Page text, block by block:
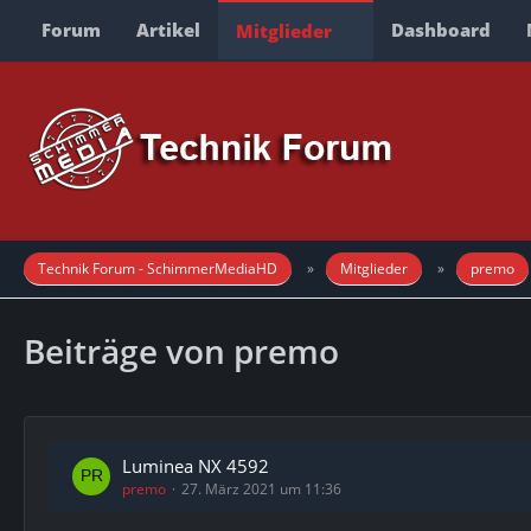
Forum Artikel Mitglieder Dashboard
Technik Forum - SchimmerMediaHD Mitglieder premo
Beiträge von premo
Luminea NX 4592
premo 27. März 2021 um 11:36